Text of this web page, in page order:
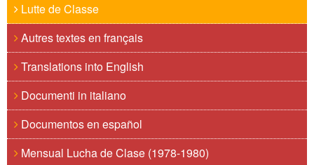
Lutte de Classe
Autres textes en français
Translations into English
Documenti in italiano
Documentos en español
Mensual Lucha de Clase (1978-1980)